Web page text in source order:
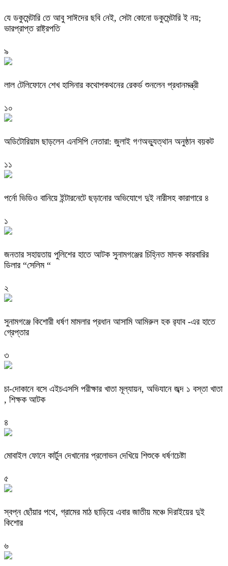
যে ডকুমেন্টারি তে আবু সাঈদের ছবি নেই, সেটা কোনো ডকুমেন্টারি ই নয়;
ভারপ্রাপ্ত রাষ্ট্রপতি
৯
লাল টেলিফোনে শেখ হাসিনার কথোপকথনের রেকর্ড শুনলেন প্রধানমন্ত্রী
১০
অডিটোরিয়াম ছাড়লেন এনসিপি নেতারা: জুলাই গণঅভ্যুত্থান অনুষ্ঠান বয়কট
১১
পর্নো ভিডিও বানিয়ে ইন্টারনেটে ছড়ানোর অভিযোগে দুই নারীসহ কারাগারে ৪
১
জনতার সহায়তায় পুলিশের হাতে আটক সুনামগঞ্জের চিহ্নিত মাদক কারবারির
ডিলার “সেলিম “
২
‎সুনামগঞ্জে কিশোরী ধর্ষণ মামলার প্রধান আসামি আমিরুল হক র‌্যাব -এর হাতে
গ্রেপ্তার
৩
চা-দোকানে বসে এইচএসসি পরীক্ষার খাতা মূল্যায়ন, অভিযানে জব্দ ১ বস্তা খাতা
, শিক্ষক আটক
৪
মোবাইল ফোনে কার্টুন দেখানোর প্রলোভন দেখিয়ে শিশুকে ধর্ষণচেষ্টা
৫
স্বপ্ন ছোঁয়ার পথে, গ্রামের মাঠ ছাড়িয়ে এবার জাতীয় মঞ্চে দিরাইয়ের দুই
কিশোর
৬